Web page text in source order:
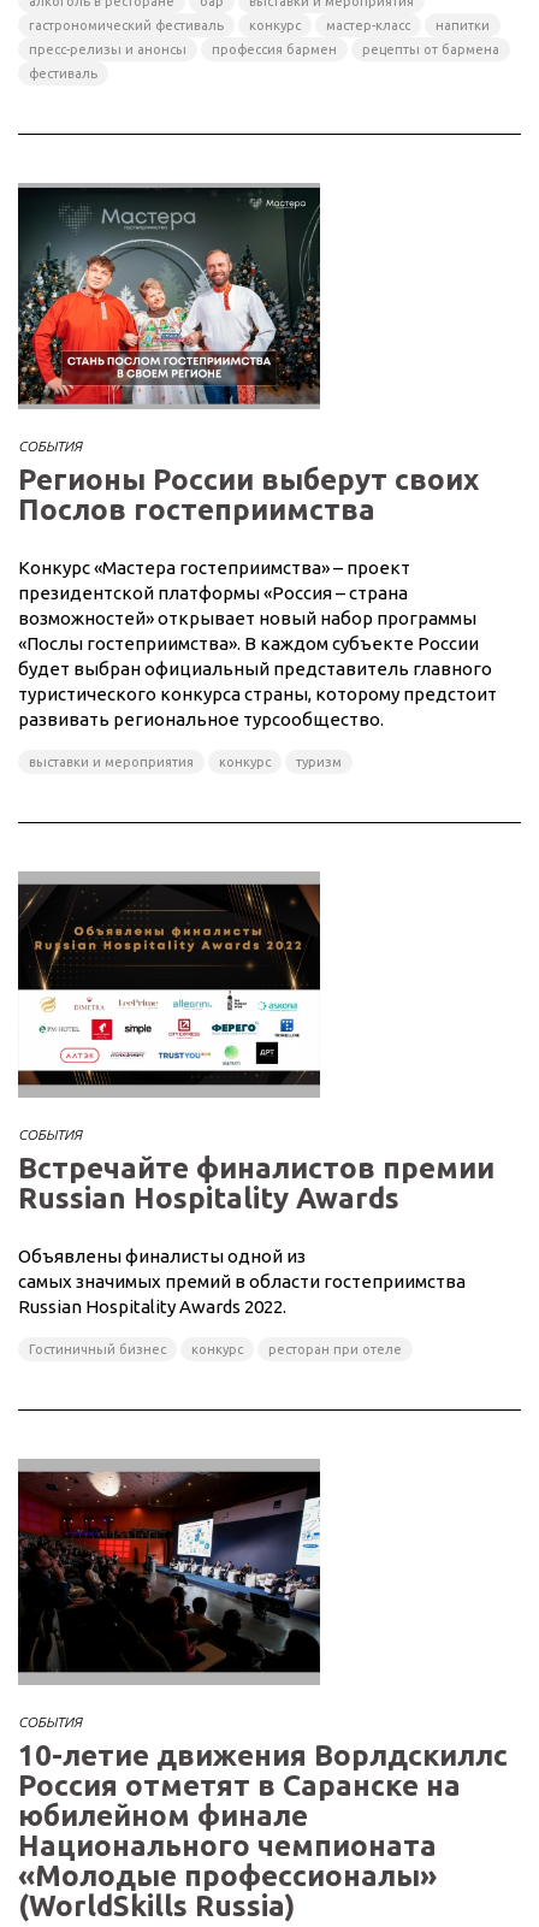
гастрономический фестиваль
конкурс мастер-класс
напитки
пресс-релизы и анонсы
профессия бармен
рецепты от бармена
фестиваль
СОБЫТИЯ
Регионы России выберут своих
Послов гостеприимства
Конкурс «Мастера гостеприимства» – проект
президентской платформы «Россия – страна
возможностей» открывает новый набор программы
«Послы гостеприимства». В каждом субъекте России
будет выбран официальный представитель главного
туристического конкурса страны, которому предстоит
развивать региональное турсообщество.
выставки и мероприятия конкурс туризм
СОБЫТИЯ
Встречайте финалистов премии
Russian Hospitality Awards
Объявлены финалисты одной из
самых значимых премий в области гостеприимства
Russian Hospitality Awards 2022.
Гостиничный бизнес конкурс ресторан при отеле
СОБЫТИЯ
10-летие движения Ворлдскиллс
Россия отметят в Саранске на
юбилейном финале
Национального чемпионата
«Молодые профессионалы»
(WorldSkills Russia)